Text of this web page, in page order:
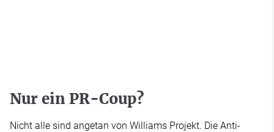
Nur ein PR-Coup?
Nicht alle sind angetan von Williams Projekt. Die Anti-